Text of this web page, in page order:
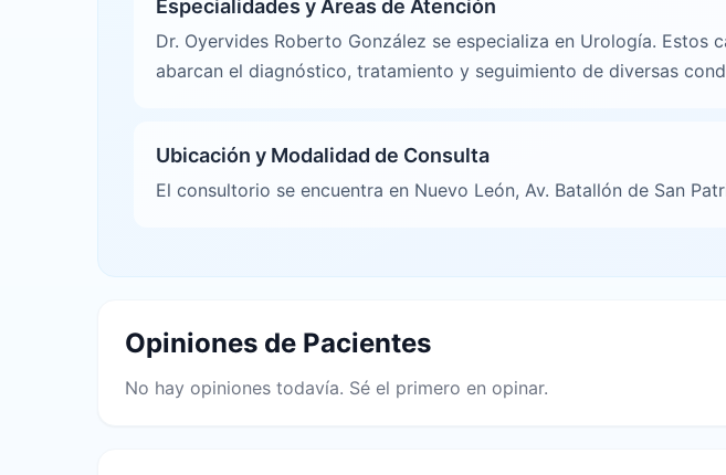
Especialidades y Áreas de Atención
Dr. Oyervides Roberto González se especializa en Urología. Estos
abarcan el diagnóstico, tratamiento y seguimiento de diversas
Ubicación y Modalidad de Consulta
El consultorio se encuentra en Nuevo León, Av. Batallón de San
Opiniones de Pacientes
No hay opiniones todavía. Sé el primero en opinar.